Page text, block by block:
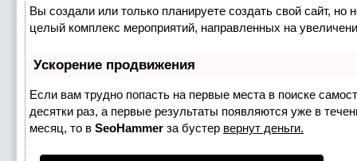
Вы создали или только планируете создать свой сайт, но
целый комплекс мероприятий, направленных на
Ускорение продвижения
Если вам трудно попасть на первые места в поиске
десятки раз, а первые результаты появляются уже в
месяц, то в SeoHammer за бустер вернут деньги.